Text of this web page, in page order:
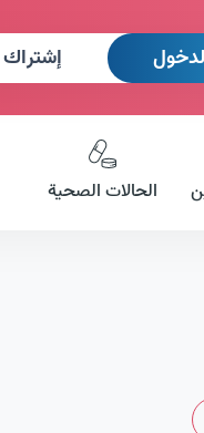
إشتراك
الحالات الصحية